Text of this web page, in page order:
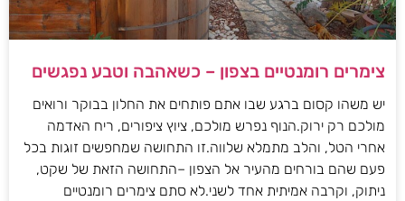
צימרים רומנטיים בצפון – כשאהבה וטבע נפגשים
יש משהו קסום ברגע שבו אתם פותחים את החלון בבוקר ורואים
מולכם רק ירוק.הנוף נפרש מולכם, ציוץ ציפורים, ריח האדמה
אחרי הטל, והלב מתמלא שלווה.זו התחושה שמחפשים זוגות בכל
פעם שהם בורחים מהעיר אל הצפון –התחושה הזאת של שקט,
ניתוק, וקרבה אמיתית אחד לשני.לא סתם צימרים רומנטיים